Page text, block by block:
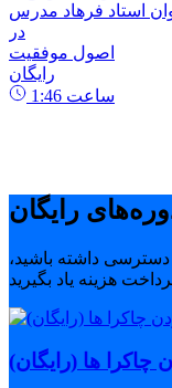
استاد فرهاد مدرس
در
اصول موفقیت
رایگان
1:46 ساعت
رایگان
دسترسی داشته باشید،
هزینه یاد بگیرید
ها (رایگان)